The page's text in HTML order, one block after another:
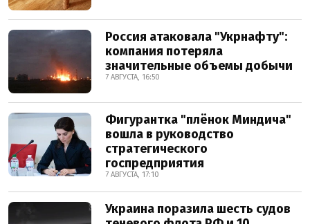
Россия атаковала "Укрнафту":
компания потеряла
значительные объемы добычи
7 АВГУСТА, 16:50
Фигурантка "плёнок Миндича"
вошла в руководство
стратегического
госпредприятия
7 АВГУСТА, 17:10
Украина поразила шесть судов